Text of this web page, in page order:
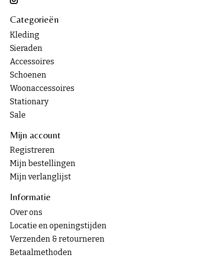
Categorieën
Kleding
Sieraden
Accessoires
Schoenen
Woonaccessoires
Stationary
Sale
Mijn account
Registreren
Mijn bestellingen
Mijn verlanglijst
Informatie
Over ons
Locatie en openingstijden
Verzenden & retourneren
Betaalmethoden